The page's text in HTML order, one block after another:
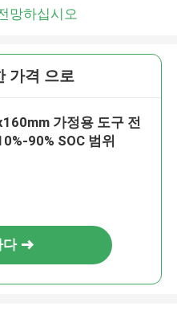
망하십시오
가격 으로
가정용 도구 전
90% SOC 범위
다